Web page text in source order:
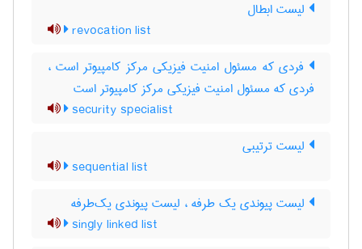
لیست ابطال
revocation list
فردی که مسئول امنیت فیزیکی مرکز کامپیوتر است ،
فردی که مسئول امنیت فیزیکی مرکز کامپیوتر است
security specialist
لیست ترتیبی
sequential list
لیست پیوندی یک طرفه ، لیست پیوندی یک‌طرفه
singly linked list